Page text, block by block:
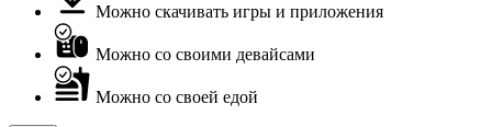
Можно скачивать игры и приложения
Можно со своими девайсами
Можно со своей едой